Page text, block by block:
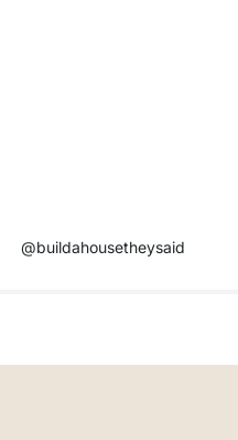
@buildahousetheysaid​